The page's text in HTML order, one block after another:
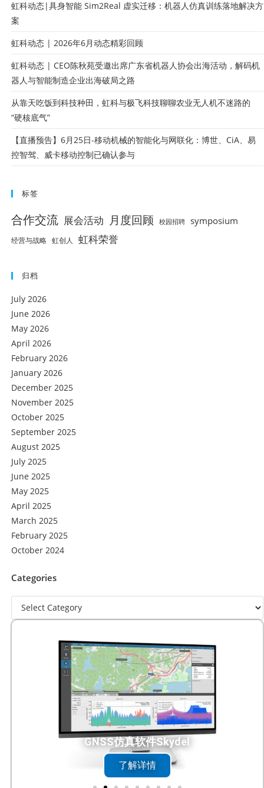
虹科动态|具身智能 Sim2Real 虚实迁移：机器人仿真训练落地解决方
案
虹科动态 | 2026年6月动态精彩回顾
虹科动态 | CEO陈秋苑受邀出席广东省机器人协会出海活动，解码机
器人与智能制造企业出海破局之路
从靠天吃饭到科技种田，虹科与极飞科技聊聊农业无人机不迷路的
“硬核底气”
【直播预告】6月25日-移动机械的智能化与网联化：博世、CiA、易
控智驾、威卡移动控制已确认参与
标签
合作交流 展会活动 月度回顾 校园招聘 symposium
经营与战略 虹创人 虹科荣誉
归档
July 2026
June 2026
May 2026
April 2026
February 2026
January 2026
December 2025
November 2025
October 2025
September 2025
August 2025
July 2025
June 2025
May 2025
April 2025
March 2025
February 2025
October 2024
Categories
DC触控一体机